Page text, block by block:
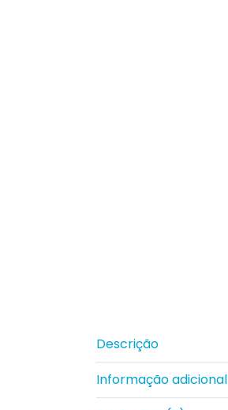
Descrição
Informação adicional